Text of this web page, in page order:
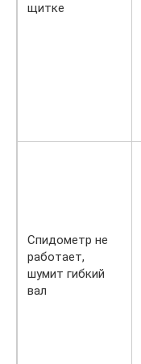
щитке
Спидометр не
работает,
шумит гибкий
вал